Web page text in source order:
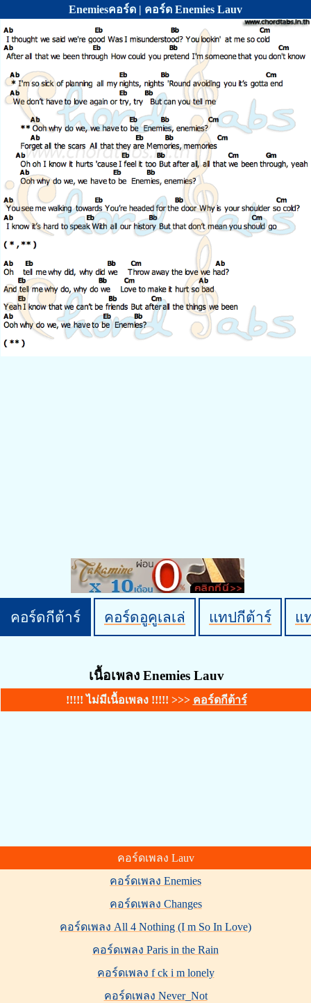
Enemiesคอร์ด | คอร์ด Enemies Lauv
คอร์ดกีต้าร์ คอร์ดอูคูเลเล่ แทปกีต้าร์ แ
เนื้อเพลง Enemies Lauv
!!!!! ไม่มีเนื้อเพลง !!!!! >>> คอร์ดกีต้าร์
คอร์ดเพลง Lauv
คอร์ดเพลง Enemies
คอร์ดเพลง Changes
คอร์ดเพลง All 4 Nothing (I m So In Love)
คอร์ดเพลง Paris in the Rain
คอร์ดเพลง f ck i m lonely
คอร์ดเพลง Never_Not